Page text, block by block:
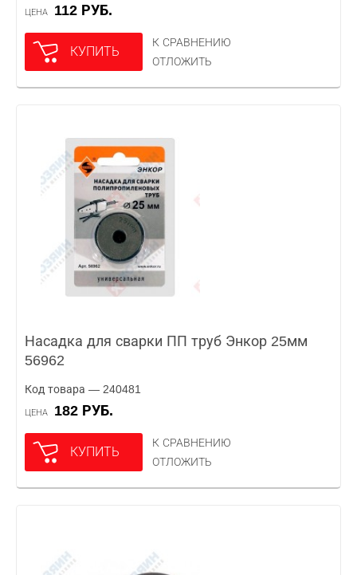
ЦЕНА 112 РУБ.
КУПИТЬ
К СРАВНЕНИЮ
ОТЛОЖИТЬ
Насадка для сварки ПП труб Энкор 25мм
56962
Код товара — 240481
ЦЕНА 182 РУБ.
КУПИТЬ
К СРАВНЕНИЮ
ОТЛОЖИТЬ